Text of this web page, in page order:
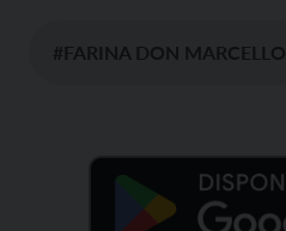
#FARINA DON MARCELLO